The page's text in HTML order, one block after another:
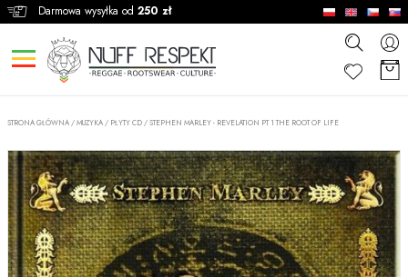
Darmowa wysyłka od 250 zł
STRONA GŁÓWNA /MUZYKA / PŁYTY CD /STEPHEN MARLEY - REVELATION PT 1 THE ROOT OF LIFE